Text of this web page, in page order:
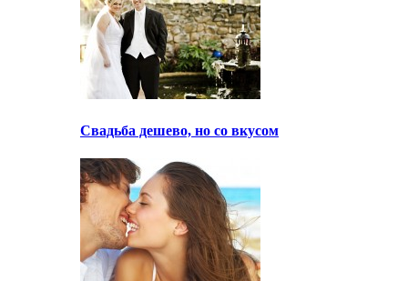
Свадьба дешево, но со вкусом